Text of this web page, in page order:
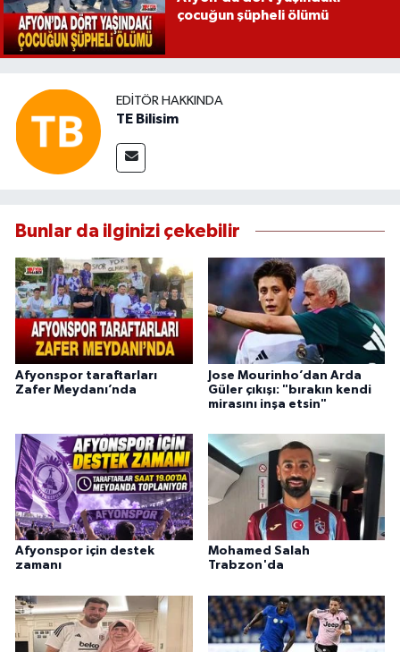
çocuğun şüpheli ölümü
EDITÖR HAKKINDA
TE Bilisim
Bunlar da ilginizi çekebilir
Afyonspor taraftarları
Zafer Meydanı’nda
Jose Mourinho’dan Arda
Güler çıkışı: "bırakın kendi
mirasını inşa etsin"
Afyonspor için destek
zamanı
Mohamed Salah
Trabzon'da